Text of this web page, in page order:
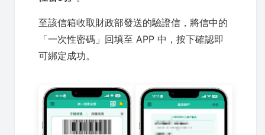
至該信箱收取財政部發送的驗證信，將信中的
「一次性密碼」回填至 APP 中，按下確認即
可綁定成功。